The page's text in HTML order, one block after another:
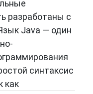
разработаны с
Java — один
синтаксис
как